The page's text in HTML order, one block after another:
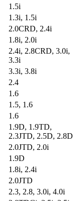
1.5i
1.3i, 1.5i
2.0CRD, 2.4i
1.8i, 2.0i
2.4i, 2.8CRD, 3.0i,
3.3i
3.3i, 3.8i
2.4
1.6
1.5, 1.6
1.6
1.9D, 1.9TD,
2.3JTD, 2.5D, 2.8D
2.0JTD, 2.0i
1.9D
1.8i, 2.4i
2.0JTD
2.3, 2.8, 3.0i, 4.0i